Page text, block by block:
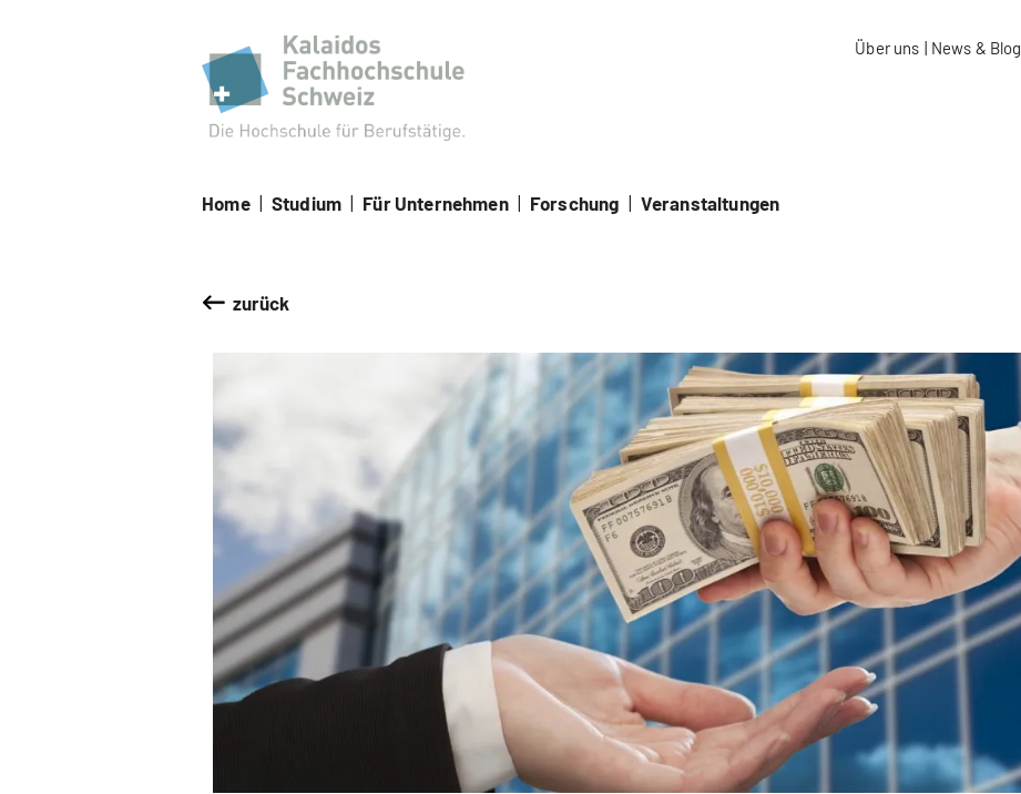
Über uns | News & Blog
Home Studium Für Unternehmen Forschung Veranstaltungen
zurück